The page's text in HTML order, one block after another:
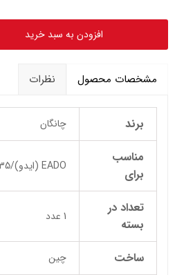
افزودن به سبد خرید
مشخصات محصول نظرات
برند چانگان
مناسب
برای
EADO (ایدو)/CS35
تعداد در
بسته
1 عدد
ساخت چین